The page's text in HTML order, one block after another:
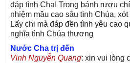
đáp tình Cha! Trong bánh rượu
nhiệm mầu cao sâu tình Chúa,
Lấy chi mà đáp đền tình yêu cao
nghĩa tình Chúa thương
Nước Cha trị đến
Vinh Nguyễn Quang: xin vui lòng